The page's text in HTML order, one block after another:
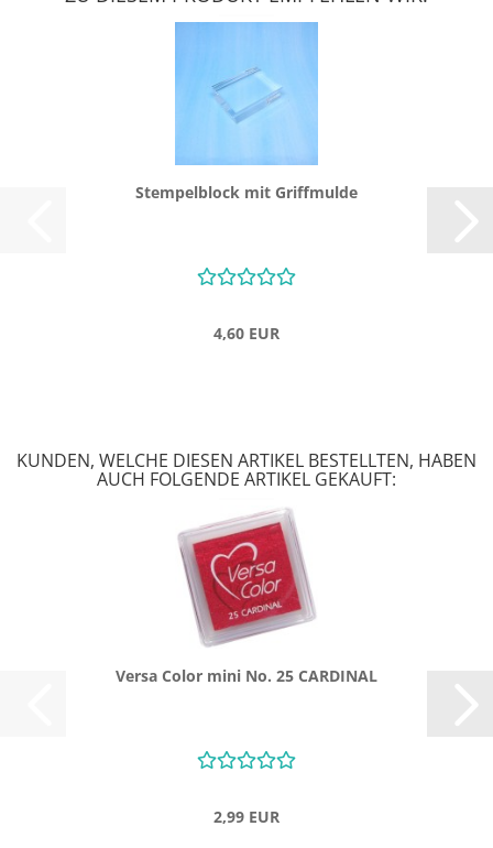
Stem­pel­block mit Griff­mul­de
4,60 EUR
KUNDEN, WELCHE DIESEN ARTIKEL BESTELLTEN, HABEN
AUCH FOLGENDE ARTIKEL GEKAUFT:
Versa Color mini No. 25 CAR­DI­NAL
2,99 EUR